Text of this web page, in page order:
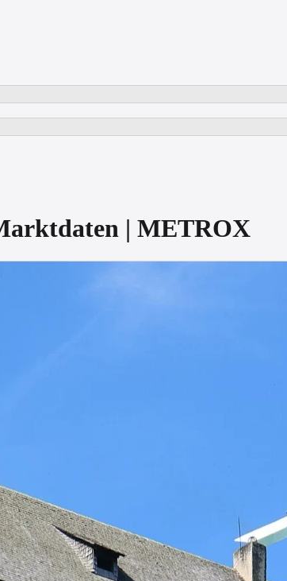
| METROX